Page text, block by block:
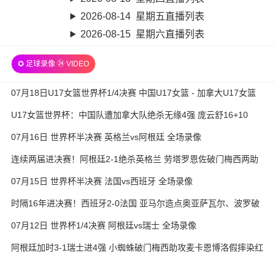
2026-08-14 星期五直播列表
2026-08-15 星期六直播列表
✪ 足球录像 ㉔ VIDEO
07月18日U17女篮世界杯1/4决赛 中国U17女篮 - 加拿大U17女篮
U17女篮世界杯：中国队遭加拿大队绝杀无缘4强 庞云舒16+10
07月16日 世界杯半决赛 英格兰vs阿根廷 全场录像
连续两届进决赛！阿根廷2-1绝杀英格兰 劳塔罗恩佐破门梅西两助
07月15日 世界杯半决赛 法国vs西班牙 全场录像
时隔16年进决赛！西班牙2-0法国 亚马尔造点奥亚萨瓦尔、波罗破
07月12日 世界杯1/4决赛 阿根廷vs瑞士 全场录像
阿根廷加时3-1瑞士进4强 小蜘蛛破门梅西助攻麦卡恩博洛假摔染红